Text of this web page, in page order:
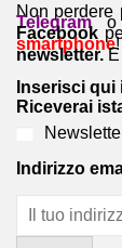
Non perdere
Telegramo
Facebook
smartphone
newsletter.E
Inserisci
Riceverai
Indirizzo